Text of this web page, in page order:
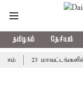
தமிழகம் தேசியம்
23 மாவட்டங்களில்